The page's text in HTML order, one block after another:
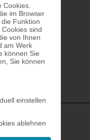
Cookies.
im Browser
Funktion
sind
von Ihnen
am Werk
können Sie
Sie können
einstellen
ablehnen